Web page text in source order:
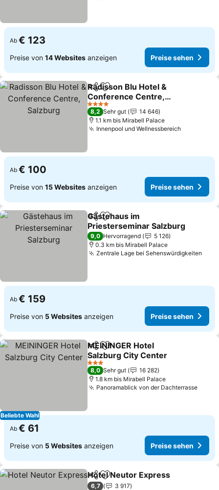
Ab € 123
Preise von 14 Websites anzeigen Preise sehen
TeilenZu Favoriten hinzufügen
Radisson Blu Hotel &
Conference Centre,
Salzburg
Preise sehen
4 Sterne
8,2 Sehr gut
14 646
1.1 km bis Mirabell Palace
Innenpool und WellnessbereichPreise
Ab € 100
Preise von 15 Websites anzeigen Preise sehen
TeilenZu Favoriten hinzufügen
Gästehaus im
Priesterseminar Salzburg
Preise sehen
9,0 Hervorragend
5 126
0.3 km bis Mirabell Palace
Zentrale Lage bei Sehenswürdigkeiten
Ab € 159
Preise von 5 Websites anzeigen Preise sehen
Beliebte Wahl
TeilenZu Favoriten hinzufügen
MEININGER Hotel
Salzburg City Center
Preise sehen
3 Sterne
8,0 Sehr gut
16 282
1.8 km bis Mirabell Palace
Panoramablick von der Dachterrasse
Ab € 61
Preise von 5 Websites anzeigen Preise sehen
TeilenZu Favoriten hinzufügen
Hotel Neutor Express
6,7
3 917